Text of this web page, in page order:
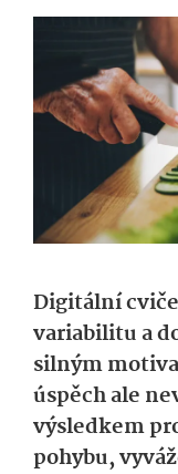
Digitální
variabilitu a
silným
úspěch ale
výsledkem
pohybu,